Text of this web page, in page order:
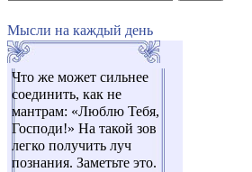
Мысли на каждый день
Что же может сильнее
соединить, как не
мантрам: «Люблю Тебя,
Господи!» На такой зов
легко получить луч
познания. Заметьте это.